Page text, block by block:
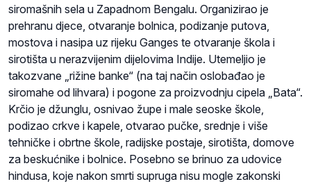
siromašnih sela u Zapadnom Bengalu. Organizirao je
prehranu djece, otvaranje bolnica, podizanje putova,
mostova i nasipa uz rijeku Ganges te otvaranje škola i
sirotišta u nerazvijenim dijelovima Indije. Utemeljio je
takozvane „rižine banke“ (na taj način oslobađao je
siromahe od lihvara) i pogone za proizvodnju cipela „Bata“.
Krčio je džunglu, osnivao župe i male seoske škole,
podizao crkve i kapele, otvarao pučke, srednje i više
tehničke i obrtne škole, radijske postaje, sirotišta, domove
za beskućnike i bolnice. Posebno se brinuo za udovice
hindusa, koje nakon smrti supruga nisu mogle zakonski